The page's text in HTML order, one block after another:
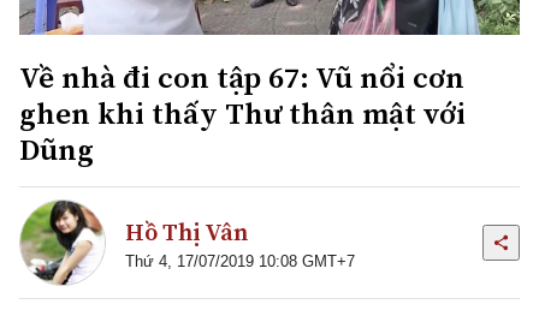
Về nhà đi con tập 67: Vũ nổi cơn
ghen khi thấy Thư thân mật với
Dũng
Hồ Thị Vân
Thứ 4, 17/07/2019 10:08 GMT+7